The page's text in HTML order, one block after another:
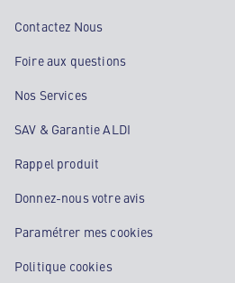
Contactez Nous
Foire aux questions
Nos Services
SAV & Garantie ALDI
Rappel produit
Donnez-nous votre avis
Paramétrer mes cookies
Politique cookies